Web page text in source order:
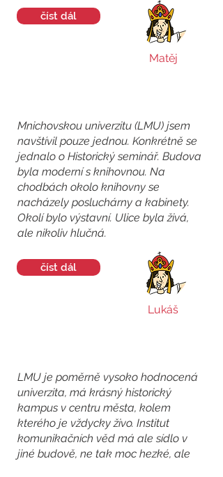
číst dál
Matěj
Mnichovskou univerzitu (LMU) jsem
navštívil pouze jednou. Konkrétně se
jednalo o Historický seminář. Budova
byla moderní s knihovnou. Na
chodbách okolo knihovny se
nacházely posluchárny a kabinety.
Okolí bylo výstavní. Ulice byla živá,
ale nikoliv hlučná.
číst dál
Lukáš
LMU je poměrně vysoko hodnocená
univerzita, má krásný historický
kampus v centru města, kolem
kterého je vždycky živo. Institut
komunikačních věd má ale sídlo v
jiné budově, ne tak moc hezké, ale